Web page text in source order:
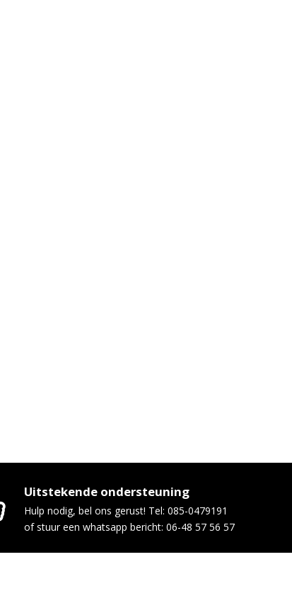
Uitstekende ondersteuning
Hulp nodig, bel ons gerust! Tel: 085-0479191
of stuur een whatsapp bericht: 06-48 57 56 57